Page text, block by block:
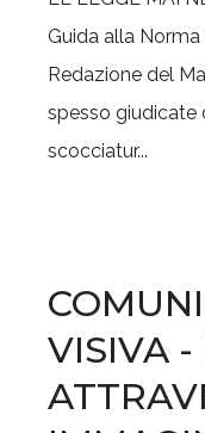
Guida alla Norma
Redazione del
spesso giudicate
scocciatur...
VISIVA -